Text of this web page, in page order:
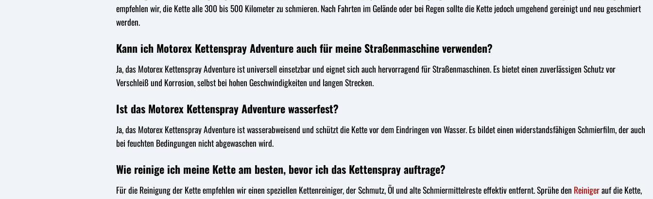
empfehlen wir, die Kette alle 300 bis 500 Kilometer zu schmieren. Nach Fahrten im Gelände oder bei Regen sollte die Kette jedoch umgehend gereinigt und neu geschmiert
werden.
Kann ich Motorex Kettenspray Adventure auch für meine Straßenmaschine verwenden?
Ja, das Motorex Kettenspray Adventure ist universell einsetzbar und eignet sich auch hervorragend für Straßenmaschinen. Es bietet einen zuverlässigen Schutz vor
Verschleiß und Korrosion, selbst bei hohen Geschwindigkeiten und langen Strecken.
Ist das Motorex Kettenspray Adventure wasserfest?
Ja, das Motorex Kettenspray Adventure ist wasserabweisend und schützt die Kette vor dem Eindringen von Wasser. Es bildet einen widerstandsfähigen Schmierfilm, der auch
bei feuchten Bedingungen nicht abgewaschen wird.
Wie reinige ich meine Kette am besten, bevor ich das Kettenspray auftrage?
Für die Reinigung der Kette empfehlen wir einen speziellen Kettenreiniger, der Schmutz, Öl und alte Schmiermittelreste effektiv entfernt. Sprühe den Reinigerauf die Kette,